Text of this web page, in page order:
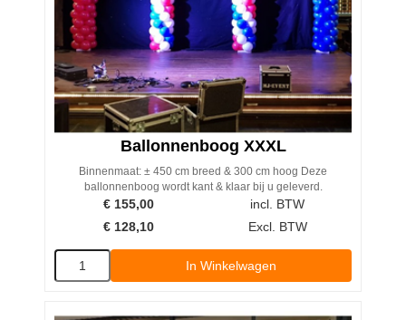
Ballonnenboog XXXL
Binnenmaat: ± 450 cm breed & 300 cm hoog Deze
ballonnenboog wordt kant & klaar bij u geleverd.
€ 155,00
incl. BTW
€ 128,10 Excl. BTW
In Winkelwagen